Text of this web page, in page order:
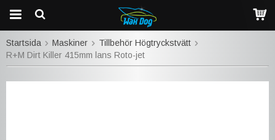
Startsida Maskiner
Tillbehör Högtryckstvätt
R+M Dirt Killer 415mm lans Roto-jet